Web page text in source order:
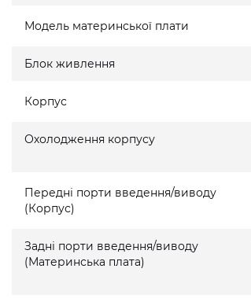
Модель материнської плати
Блок живлення
Корпус
Охолодження корпусу
Передні порти введення/виводу
(Корпус)
Задні порти введення/виводу
(Материнська плата)